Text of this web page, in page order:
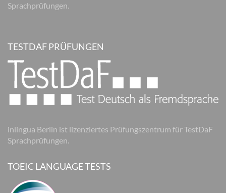
Sprachprüfungen.
TESTDAF PRÜFUNGEN
inlingua Berlin ist lizenziertes Prüfungszentrum für TestDaF
Sprachprüfungen.
TOEIC LANGUAGE TESTS